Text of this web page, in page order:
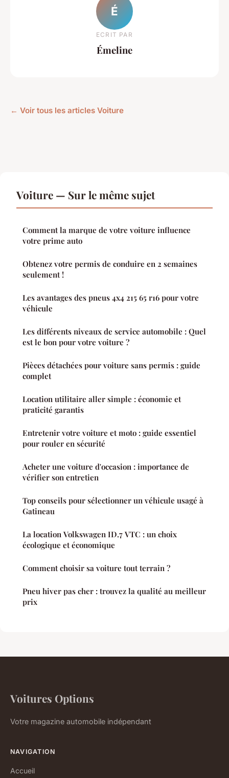
É
ECRIT PAR
Émeline
← Voir tous les articles Voiture
Voiture — Sur le même sujet
Comment la marque de votre voiture influence
votre prime auto
Obtenez votre permis de conduire en 2 semaines
seulement !
Les avantages des pneus 4x4 215 65 r16 pour votre
véhicule
Les différents niveaux de service automobile : Quel
est le bon pour votre voiture ?
Pièces détachées pour voiture sans permis : guide
complet
Location utilitaire aller simple : économie et
praticité garantis
Entretenir votre voiture et moto : guide essentiel
pour rouler en sécurité
Acheter une voiture d'occasion : importance de
vérifier son entretien
Top conseils pour sélectionner un véhicule usagé à
Gatineau
La location Volkswagen ID.7 VTC : un choix
écologique et économique
Comment choisir sa voiture tout terrain ?
Pneu hiver pas cher : trouvez la qualité au meilleur
prix
Voitures Options
Votre magazine automobile indépendant
NAVIGATION
Accueil